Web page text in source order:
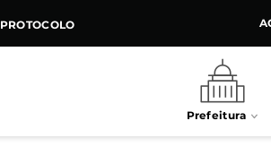
PROTOCOLO
Prefeitura